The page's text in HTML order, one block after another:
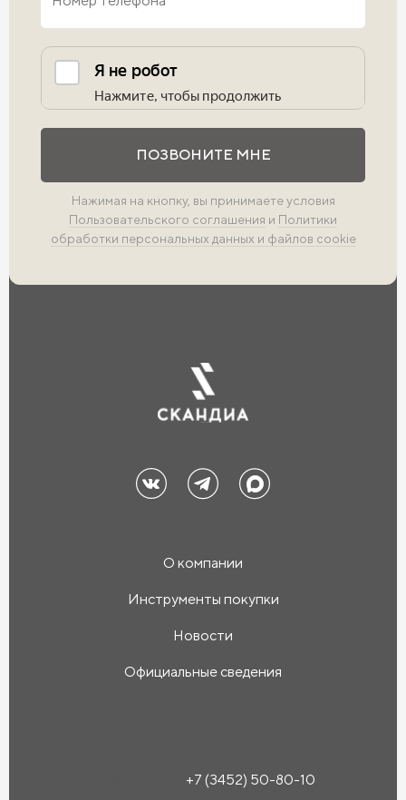
ПОЗВОНИТЕ МНЕ
Нажимая на кнопку, вы принимаете условия
Пользовательского соглашения и Политики
обработки персональных данных и файлов cookie
О компании
Инструменты покупки
Новости
Официальные сведения
+7 (3452) 50-80-10